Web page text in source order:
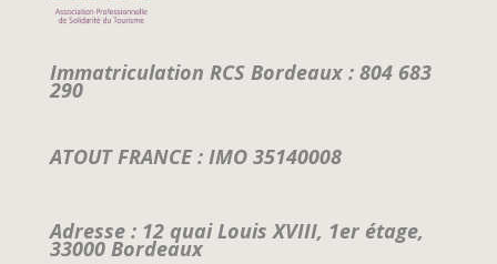
Immatriculation RCS Bordeaux : 804 683
290
ATOUT FRANCE : IMO 35140008
Adresse : 12 quai Louis XVIII, 1er étage,
33000 Bordeaux